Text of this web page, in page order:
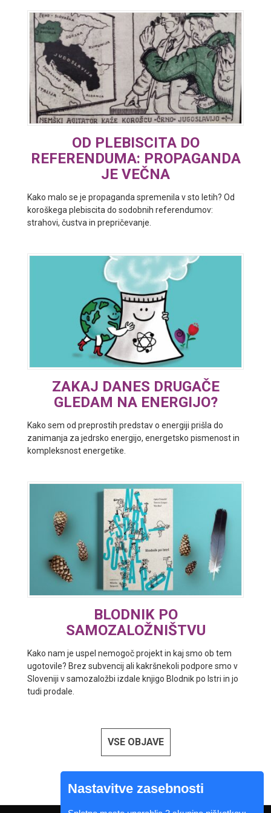
Nastavitve zasebnosti
OD PLEBISCITA DO
REFERENDUMA: PROPAGANDA
JE VEČNA
Kako malo se je propaganda spremenila v sto letih? Od
koroškega plebiscita do sodobnih referendumov:
strahovi, čustva in prepričevanje.
ZAKAJ DANES DRUGAČE
GLEDAM NA ENERGIJO?
Kako sem od preprostih predstav o energiji prišla do
zanimanja za jedrsko energijo, energetsko pismenost in
kompleksnost energetike.
BLODNIK PO
SAMOZALOŽNIŠTVU
Kako nam je uspel nemogoč projekt in kaj smo ob tem
ugotovile? Brez subvencij ali kakršnekoli podpore smo v
Sloveniji v samozaložbi izdale knjigo Blodnik po Istri in jo
tudi prodale.
VSE OBJAVE